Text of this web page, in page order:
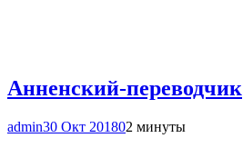
Анненский-переводчик
admin30 Окт 201802 минуты